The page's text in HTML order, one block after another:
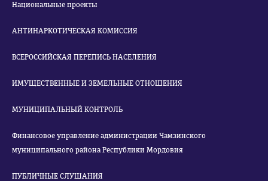
Национальные проекты
АНТИНАРКОТИЧЕСКАЯ КОМИССИЯ
ВСЕРОССИЙСКАЯ ПЕРЕПИСЬ НАСЕЛЕНИЯ
ИМУЩЕСТВЕННЫЕ И ЗЕМЕЛЬНЫЕ ОТНОШЕНИЯ
МУНИЦИПАЛЬНЫЙ КОНТРОЛЬ
Финансовое управление администрации Чамзинского
муниципального района Республики Мордовия
ПУБЛИЧНЫЕ СЛУШАНИЯ